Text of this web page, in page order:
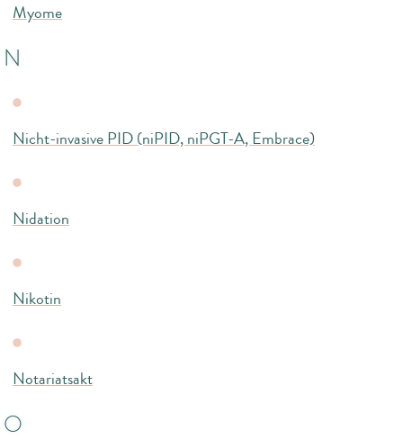
Myome
N
Nicht-invasive PID (niPID, niPGT-A, Embrace)
Nidation
Nikotin
Notariatsakt
O